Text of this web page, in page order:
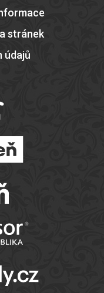
stránek
údajů